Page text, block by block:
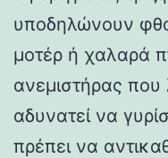
υποδηλώνουν
μοτέρ ή χαλαρά
ανεμιστήρας που
αδυνατεί να
πρέπει να